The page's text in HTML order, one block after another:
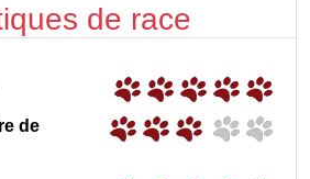
de race
de